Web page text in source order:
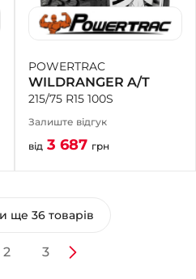
POWERTRAC
WILDRANGER A/T
215/75 R15 100S
Залиште відгук
від 3 687 грн
ще 36 товарів
2 3